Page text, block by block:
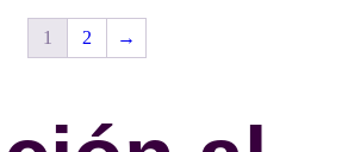
1 2 →